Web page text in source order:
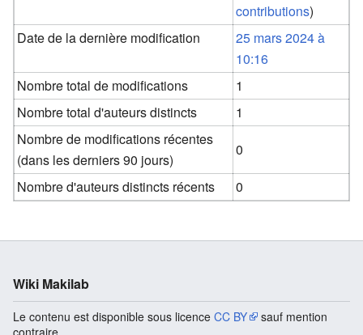
contributions)
Date de la dernière modification
25 mars 2024 à
10:16
Nombre total de modifications
1
Nombre total d'auteurs distincts
1
Nombre de modifications récentes
(dans les derniers 90 jours)
0
Nombre d'auteurs distincts récents
0
Wiki Makilab
Le contenu est disponible sous licence CC BY
sauf mention
contraire.